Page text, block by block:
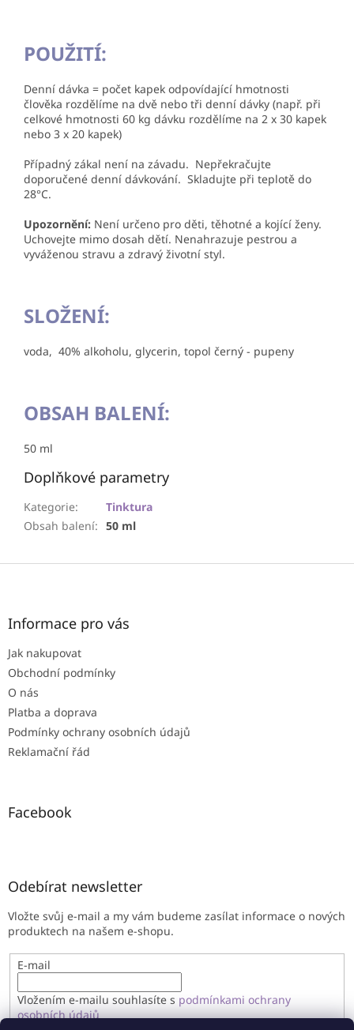
POUŽITÍ:
Denní dávka = počet kapek odpovídající hmotnosti
člověka rozdělíme na dvě nebo tři denní dávky (např. při
celkové hmotnosti 60 kg dávku rozdělíme na 2 x 30 kapek
nebo 3 x 20 kapek)
Případný zákal není na závadu. Nepřekračujte
doporučené denní dávkování. Skladujte při teplotě do
28°C.
Upozornění: Není určeno pro děti, těhotné a kojící ženy.
Uchovejte mimo dosah dětí. Nenahrazuje pestrou a
vyváženou stravu a zdravý životní styl.
SLOŽENÍ:
voda, 40% alkoholu, glycerin, topol černý - pupeny
OBSAH BALENÍ:
50 ml
Doplňkové parametry
Kategorie:
Tinktura
Obsah balení: 50 ml
Z
Informace pro vás
Jak nakupovat
Obchodní podmínky
O nás
Platba a doprava
Podmínky ochrany osobních údajů
Reklamační řád
Facebook
Odebírat newsletter
Vložte svůj e-mail a my vám budeme zasílat informace o nových
produktech na našem e-shopu.
E-mail
Vložením e-mailu souhlasíte s podmínkami ochrany
osobních údajů